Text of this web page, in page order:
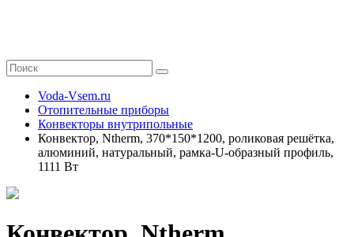
Voda-Vsem.ru
Отопительные приборы
Конвекторы внутрипольные
Конвектор, Ntherm, 370*150*1200, роликовая решётка,
алюминий, натуральный, рамка-U-образный профиль,
1111 Вт